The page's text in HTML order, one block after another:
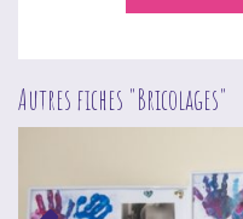
Autres fiches "Bricolages"